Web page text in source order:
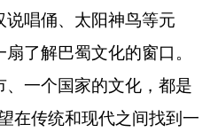
唱俑、太阳神鸟等元
了解巴蜀文化的窗口。
一个国家的文化，都是
在传统和现代之间找到一